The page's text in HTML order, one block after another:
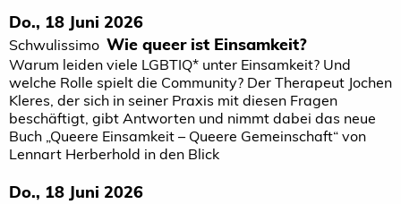
Do., 18 Juni 2026
Schwulissimo Wie queer ist Einsamkeit?
Warum leiden viele LGBTIQ* unter Einsamkeit? Und
welche Rolle spielt die Community? Der Therapeut Jochen
Kleres, der sich in seiner Praxis mit diesen Fragen
beschäftigt, gibt Antworten und nimmt dabei das neue
Buch „Queere Einsamkeit – Queere Gemeinschaft“ von
Lennart Herberhold in den Blick
Do., 18 Juni 2026